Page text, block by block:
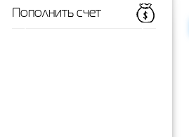
Пополнить счет